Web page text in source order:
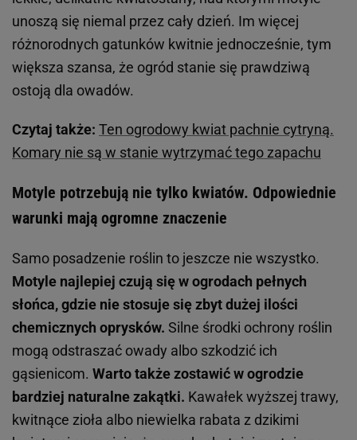
unoszą się niemal przez cały dzień. Im więcej
różnorodnych gatunków kwitnie jednocześnie, tym
większa szansa, że ogród stanie się prawdziwą
ostoją dla owadów.
Czytaj także: Ten ogrodowy kwiat pachnie cytryną.
Komary nie są w stanie wytrzymać tego zapachu
Motyle potrzebują nie tylko kwiatów. Odpowiednie
warunki mają ogromne znaczenie
Samo posadzenie roślin to jeszcze nie wszystko.
Motyle najlepiej czują się w ogrodach pełnych
słońca, gdzie nie stosuje się zbyt dużej ilości
chemicznych oprysków. Silne środki ochrony roślin
mogą odstraszać owady albo szkodzić ich
gąsienicom. Warto także zostawić w ogrodzie
bardziej naturalne zakątki. Kawałek wyższej trawy,
kwitnące zioła albo niewielka rabata z dzikimi